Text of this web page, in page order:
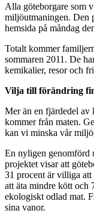
Alla göteborgare som
miljöutmaningen. Den
hemsida på måndag
Totalt kommer
sommaren 2011. De
kemikalier, resor och
Vilja till förändring
Mer än en fjärdedel av
kommer från maten.
kan vi minska vår
En nyligen genomförd
projektet visar att
31 procent är villiga att
att äta mindre kött och
ekologiskt odlad mat.
sina vanor.